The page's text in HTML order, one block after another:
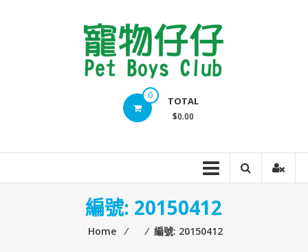
0 TOTAL
$0.00
編號: 20150412
Home ⁄ ⁄ 編號: 20150412